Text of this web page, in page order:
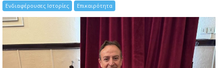
Ενδιαφέρουσες Ιστορίες Επικαιρότητα